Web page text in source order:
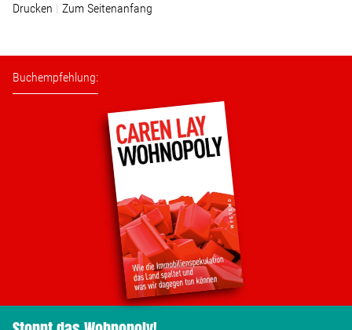
Bestellen
Drucken Zum Seitenanfang
Buchempfehlung: